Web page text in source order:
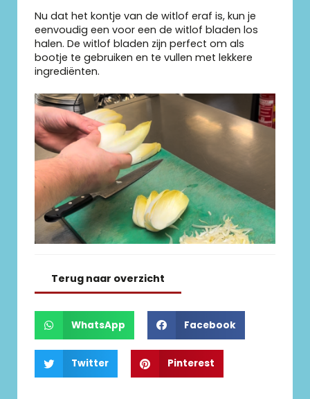
Nu dat het kontje van de witlof eraf is, kun je
eenvoudig een voor een de witlof bladen los
halen. De witlof bladen zijn perfect om als
bootje te gebruiken en te vullen met lekkere
ingrediënten.
Terug naar overzicht
WhatsApp Facebook
Twitter Pinterest